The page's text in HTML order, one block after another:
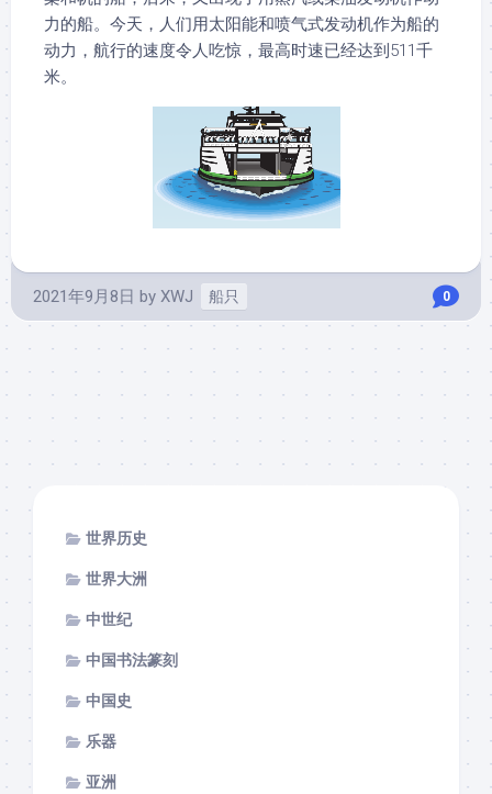
力的船。今天，人们用太阳能和喷气式发动机作为船的
动力，航行的速度令人吃惊，最高时速已经达到511千
米。
2021年9月8日 by XWJ 船只 0
世界历史
世界大洲
中世纪
中国书法篆刻
中国史
乐器
亚洲